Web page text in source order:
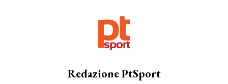
Redazione PtSport